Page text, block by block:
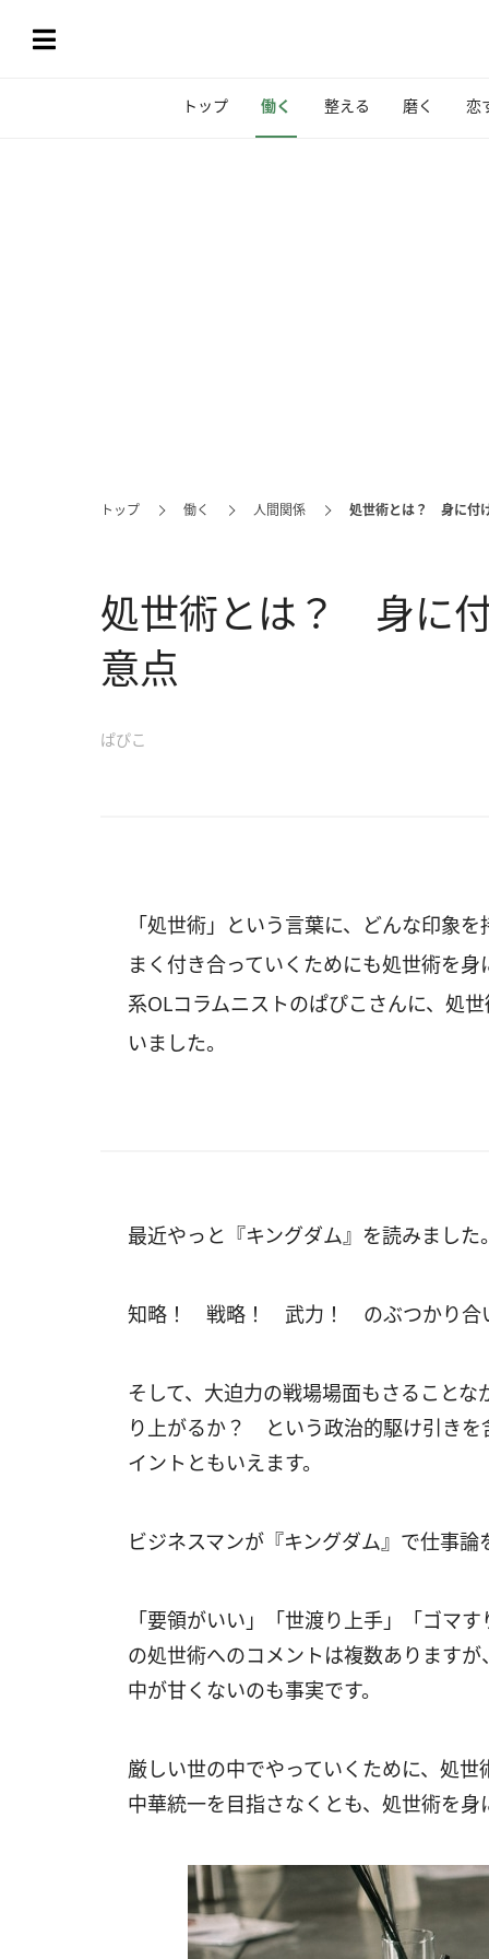
トップ 働く 整える 磨く 恋
トップ 働く 人間関係 処世術とは？ 身に付
処世術とは？ 身に
意点
ぱぴこ
「処世術」という言葉に、どんな印象
まく付き合っていくためにも処世術を
系OLコラムニストのぱぴこさんに、処
いました。
最近やっと『キングダム』を読みました
知略！ 戦略！ 武力！ のぶつかり合
そして、大迫力の戦場場面もさること
り上がるか？ という政治的駆け引きを
イントともいえます。
ビジネスマンが『キングダム』で仕事
「要領がいい」「世渡り上手」「ゴマ
の処世術へのコメントは複数あります
中が甘くないのも事実です。
厳しい世の中でやっていくために、処
中華統一を目指さなくとも、処世術を